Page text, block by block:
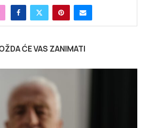
ĆE VAS ZANIMATI